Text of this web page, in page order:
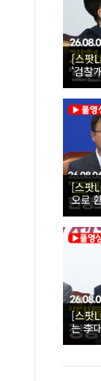
[스팟
'검찰
미나
[스팟
오로
신 촉
책조
[스팟
는 李